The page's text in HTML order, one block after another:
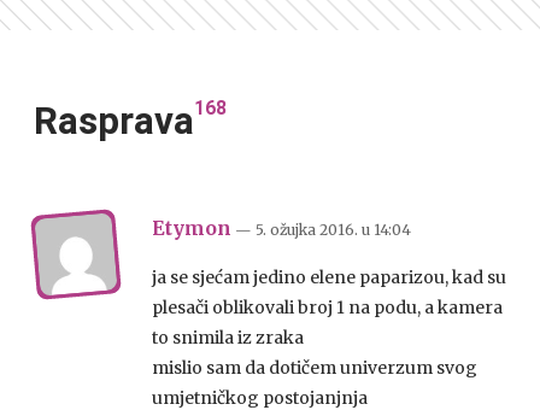
Rasprava168
Etymon — 5. ožujka 2016. u 14:04
ja se sjećam jedino elene paparizou, kad su
plesači oblikovali broj 1 na podu, a kamera
to snimila iz zraka
mislio sam da dotičem univerzum svog
umjetničkog postojanjnja